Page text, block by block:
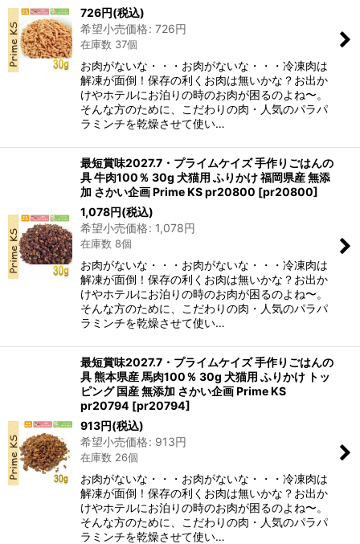
726円(税込)
希望小売価格: 726円
在庫数 37個
お肉がないな・・・お肉がないな・・・冷凍肉は
解凍が面倒！保存の利くお肉は無いかな？お出か
けやホテルにお泊りの時のお肉が困るのよね〜。
そんな方のために、こだわりの肉・人気のパラパ
ラミンチを乾燥させて使い…
最短賞味2027.7・プライムケイズ 手作りごはんの
具 牛肉100％ 30g 犬猫用 ふりかけ 福岡県産 無添
加 さかい企画 Prime KS pr20800 [pr20800]
1,078円(税込)
希望小売価格: 1,078円
在庫数 8個
お肉がないな・・・お肉がないな・・・冷凍肉は
解凍が面倒！保存の利くお肉は無いかな？お出か
けやホテルにお泊りの時のお肉が困るのよね〜。
そんな方のために、こだわりの肉・人気のパラパ
ラミンチを乾燥させて使い…
最短賞味2027.7・プライムケイズ 手作りごはんの
具 熊本県産 馬肉100％ 30g 犬猫用 ふりかけ トッ
ピング 国産 無添加 さかい企画 Prime KS
pr20794 [pr20794]
913円(税込)
希望小売価格: 913円
在庫数 26個
お肉がないな・・・お肉がないな・・・冷凍肉は
解凍が面倒！保存の利くお肉は無いかな？お出か
けやホテルにお泊りの時のお肉が困るのよね〜。
そんな方のために、こだわりの肉・人気のパラパ
ラミンチを乾燥させて使い…